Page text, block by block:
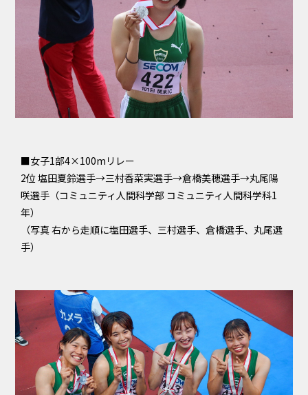
■女子1部4×100mリレー
2位 塩田夏鈴選手→三村香菜実選手→倉橋美穂選手→丸尾陽
咲選手（コミュニティ人間科学部 コミュニティ人間科学科1
年）
（写真 右から走順に塩田選手、三村選手、倉橋選手、丸尾選
手）